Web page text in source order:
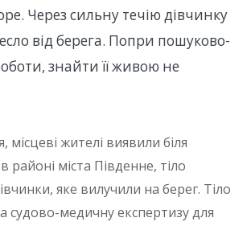
Через сильну течію дівчинку
від берега. Попри пошуково-
знайти її живою не
місцеві жителі виявили біля
районі міста Південне, тіло
яке вилучили на берег. Тіло
судово-медичну експертизу для